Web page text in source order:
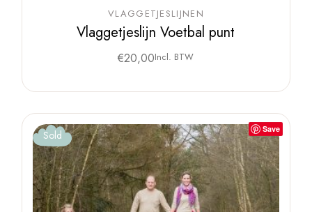
VLAGGETJESLIJNEN
Vlaggetjeslijn Voetbal punt
€20,00Incl. BTW
Save
Sold